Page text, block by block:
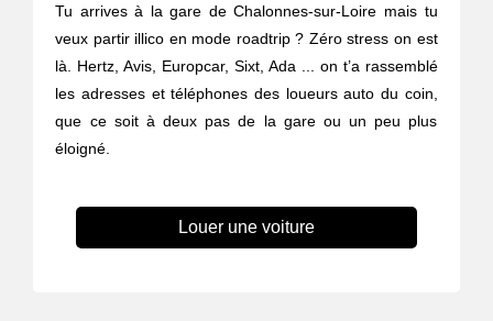
Tu arrives à la gare de Chalonnes-sur-Loire mais tu
veux partir illico en mode roadtrip ? Zéro stress on est
là. Hertz, Avis, Europcar, Sixt, Ada ... on t’a rassemblé
les adresses et téléphones des loueurs auto du coin,
que ce soit à deux pas de la gare ou un peu plus
éloigné.
Louer une voiture